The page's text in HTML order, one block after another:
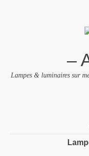
–
Lampes & luminaires sur